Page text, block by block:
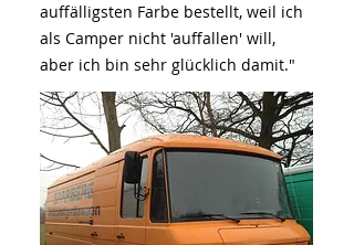
auffälligsten Farbe bestellt, weil ich
als Camper nicht 'auffallen' will,
aber ich bin sehr glücklich damit."